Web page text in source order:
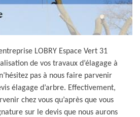
LOBRY Espace Vert 31
de vos travaux d’élagage à
pas à nous faire parvenir
élagage d’arbre. Effectivement,
chez vous qu’après que vous
sur le devis que nous aurons